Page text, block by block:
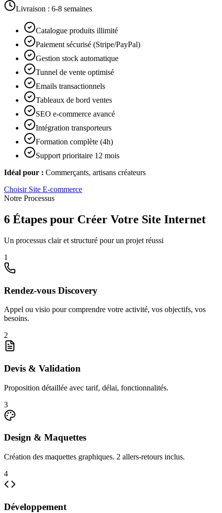
Livraison : 6-8 semaines
Catalogue produits illimité
Paiement sécurisé (Stripe/PayPal)
Gestion stock automatique
Tunnel de vente optimisé
Emails transactionnels
Tableaux de bord ventes
SEO e-commerce avancé
Intégration transporteurs
Formation complète (4h)
Support prioritaire 12 mois
Idéal pour : Commerçants, artisans créateurs
Choisir Site E-commerce
Notre Processus
6 Étapes pour Créer Votre Site Internet
Un processus clair et structuré pour un projet réussi
1
Rendez-vous Discovery
Appel ou visio pour comprendre votre activité, vos objectifs, vos
besoins.
2
Devis & Validation
Proposition détaillée avec tarif, délai, fonctionnalités.
3
Design & Maquettes
Création des maquettes graphiques. 2 allers-retours inclus.
4
Développement